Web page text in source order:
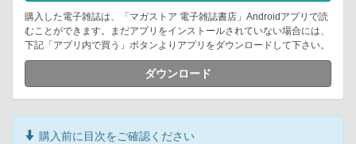
購入した電子雑誌は、「マガストア 電子雑誌書店」Androidアプリで読
むことができます。まだアプリをインストールされていない場合には、
下記「アプリ内で買う」ボタンよりアプリをダウンロードして下さい。
ダウンロード
購入前に目次をご確認ください